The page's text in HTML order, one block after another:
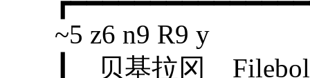
~5 z6 n9 R9 y
┃ 贝基拉冈